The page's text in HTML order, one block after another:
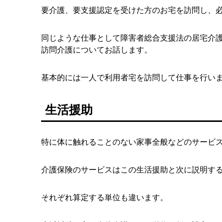
要介護、要支援認定を受けた方のお宅を訪問し、
同じような仕事として障害者総合支援法の居宅介
訪問介護についてお話します。
基本的には一人で利用者宅を訪問して仕事を行い
生活援助
特に体に触れることのない家事全般などのサービ
介護保険のサービスはこの生活援助と次に説明す
それぞれ算定する単位も違います。